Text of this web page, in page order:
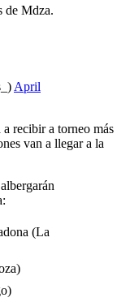
de Mdza.
April
recibir a torneo más
van a llegar a la
(La